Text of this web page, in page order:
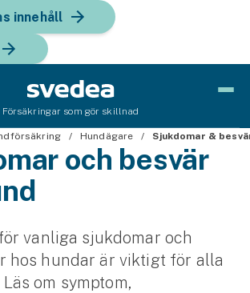
innehåll
Försäkringar som gör skillnad
Hundägare Sjukdomar &
och besvär
vanliga sjukdomar och
hos hundar är viktigt för alla
om symptom,